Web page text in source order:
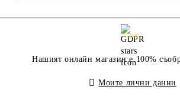
GDPR
Нашият онлайн магазин е 100%
Моите лични данни